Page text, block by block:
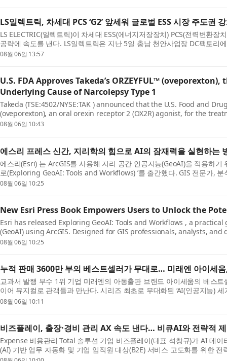
LS일렉트릭, 차세대 PCS ‘G2’ 앞세워 글로벌 ESS 시장 주도권
LS ELECTRIC(일렉트릭)이 차세대 ESS(에너지저장장치) PCS(전력변환장
공략에 속도를 낸다. LS일렉트릭은 지난 5일 충남 천안사업장 DC팩토리
한 가운데 ‘...
08월 06일 13:57
U.S. FDA Approves Takeda’s ORZEYFUL™
Underlying Cause of Narcolepsy Type 1
Takeda (TSE:4502/NYSE:TAK ) announced that the U.S. Food and
(oveporexton), an oral orexin receptor 2 (OX2R) agonist, for the
cataplexy) in adults.* ...
08월 06일 10:43
에스리 프레스 신간, 지리학의 힘으로 AI의 잠재력을 실현하는
에스리(Esri) 는 ArcGIS를 사용해 지리 공간 인공지능(GeoAI)을 적용하
로(Exploring GeoAI: Tools and Workflows) ’를 출간했다. GIS 전문가,
첨단 AI ...
08월 06일 10:25
New Esri Press Book Empowers Users to Unlock the
Esri has released Exploring GeoAI: Tools and Workflows , a
(GeoAI) using ArcGIS. Designed for GIS professionals, analysts,
the know...
08월 06일 10:25
누적 판매 3600만 부의 베스트셀러가 무대로… 미래엔 아이세
교과서 발행 부수 1위 기업 미래엔의 아동출판 브랜드 아이세움의 베스트
이어 뮤지컬로 관객들과 만난다. 시리즈 최초로 무대화된 ‘AI(인공지능)
막을 올...
08월 06일 10:11
비즈플레이, 출장·경비 관리 AX 속도 낸다… 비큐AI와 전략적
Expense 비용관리 Total 솔루션 기업 비즈플레이(대표 석창규)가 AI 데
(AI) 기반 업무 자동화 및 기업 임직원 대상(B2E) 서비스 고도화를 위한
서울 영등...